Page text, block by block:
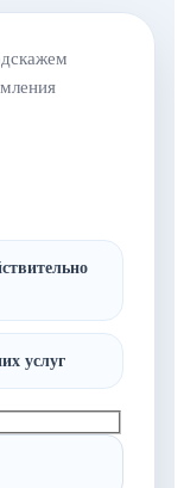
услуг